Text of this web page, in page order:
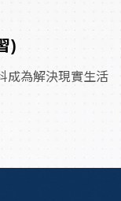
)
成為解決現實生活